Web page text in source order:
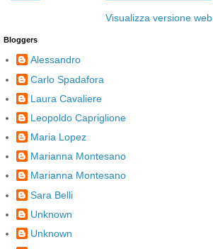
Visualizza versione web
Bloggers
Alessandro
Carlo Spadafora
Laura Cavaliere
Leopoldo Capriglione
Maria Lopez
Marianna Montesano
Marianna Montesano
Sara Belli
Unknown
Unknown